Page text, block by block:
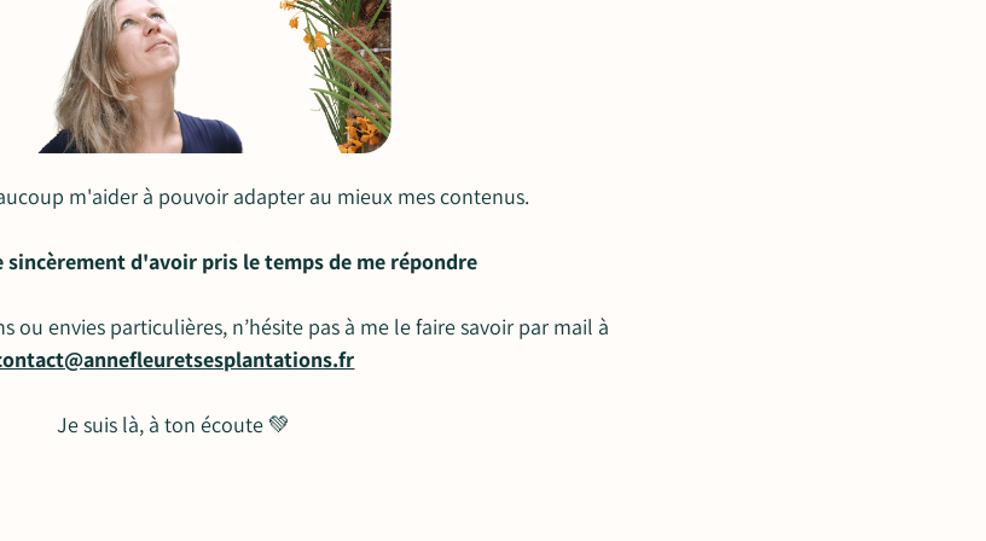
m'aider à pouvoir adapter au mieux mes contenus.
sincèrement d'avoir pris le temps de me répondre
ou envies particulières, n’hésite pas à me le faire savoir par mail à
Je suis là, à ton écoute 💚